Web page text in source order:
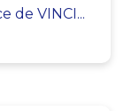
de VINCI...